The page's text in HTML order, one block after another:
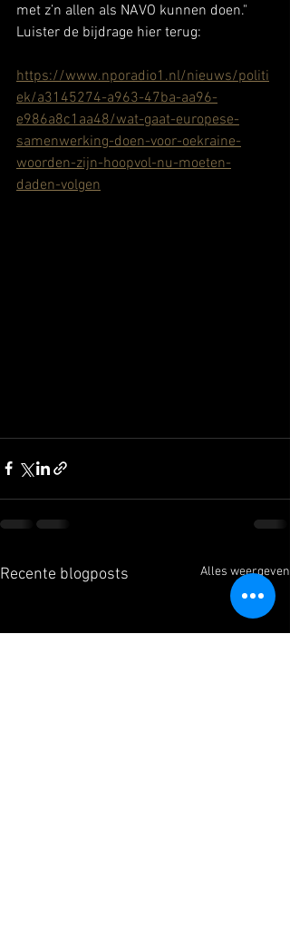
met z’n allen als NAVO kunnen doen."
Luister de bijdrage hier terug:
https://www.nporadio1.nl/nieuws/politi
ek/a3145274-a963-47ba-aa96-
e986a8c1aa48/wat-gaat-europese-
samenwerking-doen-voor-oekraine-
woorden-zijn-hoopvol-nu-moeten-
daden-volgen
Recente blogposts Alles weergeven